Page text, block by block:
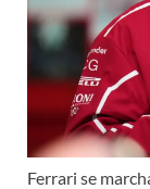
Ferrari se